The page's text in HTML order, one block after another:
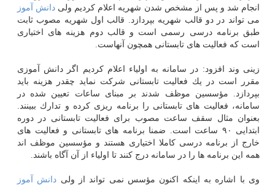
انجام شد و پس از مشخص شدن شهریه اعلام كردیم ولی دانش آموز
می تواند در دو قالب شهریه بپردازد. قالب اول شهریه مصوب ثابت
طبق برنامه درسی رسمی است و قالب دوم هزینه های اختیاری
است كه فعالیت های تابستانی همچون آنهاست.
زینی وند افزود: در سامانه به اولیاء اعلام كردیم اگر دانش آموزی
مقرر است در یك فعالیت تابستانی شركت نماید چقدر هزینه باید
بپردازد. مؤسسین موظف شدند بر مبنای ساعات تعیین شده در
سامانه، فعالیت های تابستانی را برنامه ریزی كرده و تدارك ببینند.
بعنوان مثال سقف ساعت مصوب برای فعالیت تابستانی در دوره
ابتدایی ۹۰ ساعت است. ضمنا برنامه های تابستانی و فعالیت های
خارج از برنامه درسی كاملا اختیاری هستند و مؤسسین موظف اند
همه این برنامه ها را در سامانه درج كنند تا اولیاء از آن آگاه باشند.
وی با اشاره به اینكه اكنون مؤسس نمی تواند از ولی دانش آموز